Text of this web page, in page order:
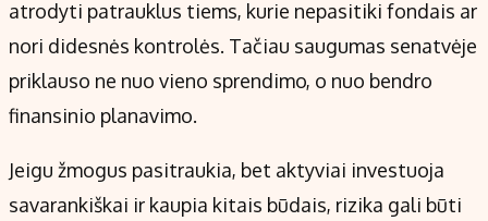
atrodyti patrauklus tiems, kurie nepasitiki fondais ar
nori didesnės kontrolės. Tačiau saugumas senatvėje
priklauso ne nuo vieno sprendimo, o nuo bendro
finansinio planavimo.
Jeigu žmogus pasitraukia, bet aktyviai investuoja
savarankiškai ir kaupia kitais būdais, rizika gali būti